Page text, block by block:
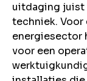
uitdaging juist
techniek. Voor
energiesector
voor een